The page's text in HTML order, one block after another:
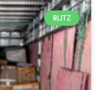
BLITZ